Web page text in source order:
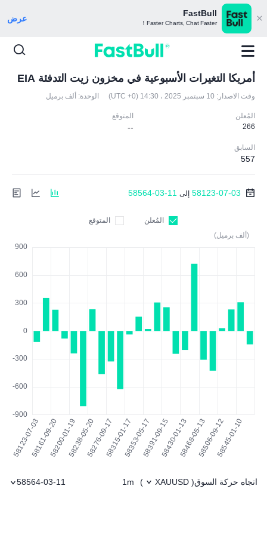
FastBull
Faster Charts, Chat Faster！ عرض
أمريكا التغيرات الأسبوعية في مخزون زيت التدفئة EIA
وقت الاصدار: 10 سبتمبر 2025 ، 14:30 (UTC +0) الوحدة: ألف برميل
المُعلن
266
المتوقع
--
السابق
557
58123-07-03 إلى 58564-03-11
المُعلن
المتوقع
(ألف برميل)
اتجاه حركة السوق(
XAUUSD
)
1m
58564-03-11